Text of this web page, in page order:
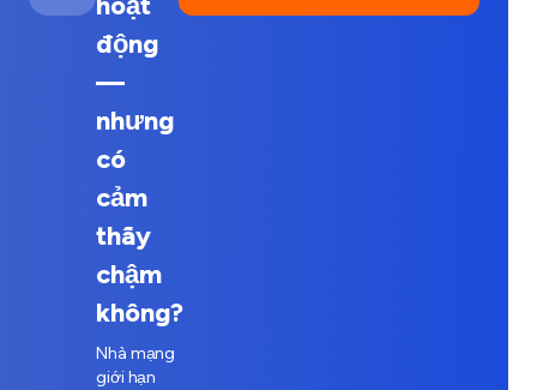
động
—
nhưng
có
cảm
thấy
chậm
không?
Nhà mạng
giới hạn